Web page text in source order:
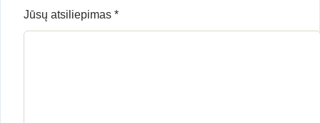
Jūsų atsiliepimas *